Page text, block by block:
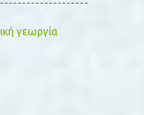
γεωργία